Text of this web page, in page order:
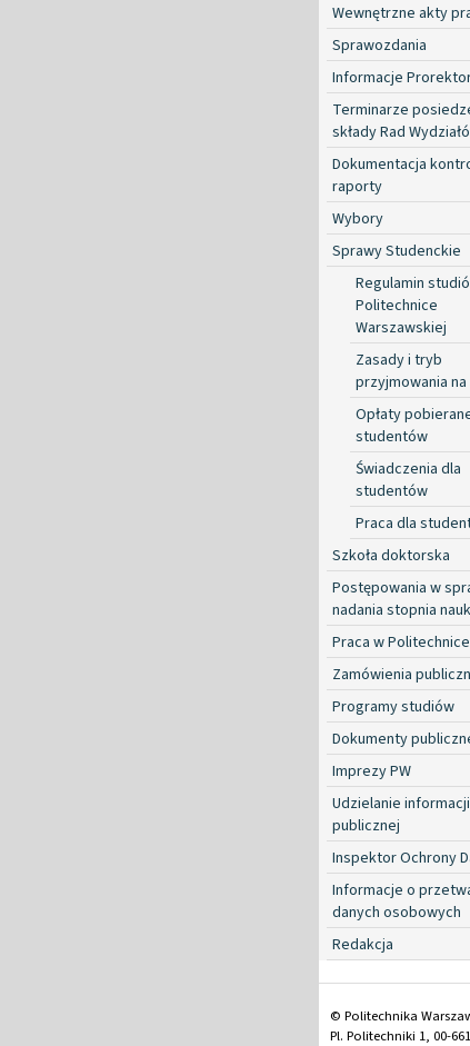
Wewnętrzne akty
Sprawozdania
Informacje
Terminarze
składy Rad
Dokumentacja
raporty
Wybory
Sprawy Studenckie
Regulamin
Politechnice
Warszawskiej
Zasady i tryb
przyjmowania
Opłaty
studentów
Świadczenia dla
studentów
Praca dla
Szkoła doktorska
Postępowania w
nadania stopnia
Praca w Politechnice
Zamówienia
Programy studiów
Dokumenty
Imprezy PW
Udzielanie informacji
publicznej
Inspektor Ochrony
Informacje o
danych osobowych
Redakcja
© Politechnika
Pl. Politechniki 1, 00-